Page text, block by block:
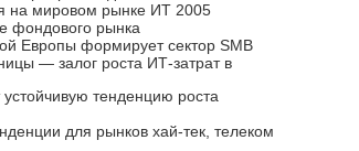
на мировом рынке ИТ 2005
фондового рынка
Европы формирует сектор SMB
— залог роста ИТ-затрат в
тенденцию роста
для рынков хай-тек, телеком